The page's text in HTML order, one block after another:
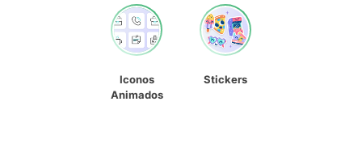
Iconos
Animados
Stickers